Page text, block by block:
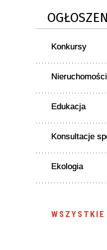
Konkursy
Nieruchomości
Edukacja
Konsultacje
Ekologia